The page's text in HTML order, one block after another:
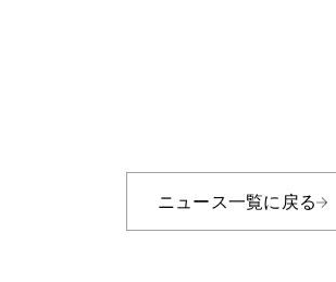
ニュース一覧に戻る